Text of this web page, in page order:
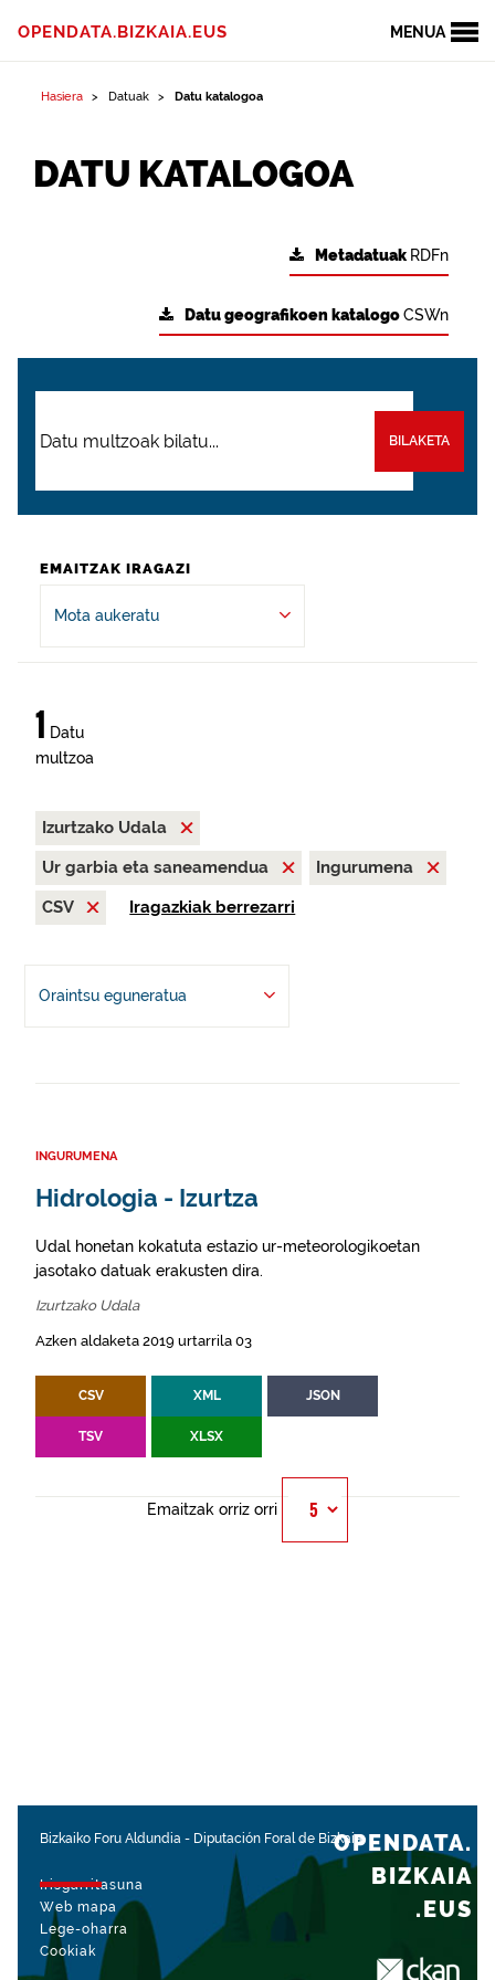
MENUA
OPENDATA.BIZKAIA.EUS
Hasiera Datuak Datu katalogoa
DATU KATALOGOA
Metadatuak RDFn
Datu geografikoen katalogoCSWn
BILAKETA
EMAITZAK IRAGAZI
Mota aukeratu
1 Datu
multzoa
Izurtzako Udala
Ur garbia eta saneamendua
Ingurumena
CSV
Iragazkiak berrezarri
Oraintsu eguneratua
INGURUMENA
Hidrologia - Izurtza
Udal honetan kokatuta estazio ur-meteorologikoetan
jasotako datuak erakusten dira.
Izurtzako Udala
Azken aldaketa 2019 urtarrila 03
CSV XML JSON
TSV XLSX
Emaitzak orriz orri
Bizkaiko Foru Aldundia - Diputación Foral de Bizkaia
Irisgarritasuna
Web mapa
Lege-oharra
Cookiak
OPENDATA.
BIZKAIA
.EUS